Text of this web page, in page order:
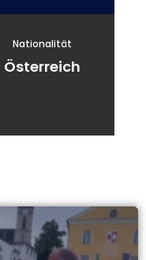
Nationalität
Österreich